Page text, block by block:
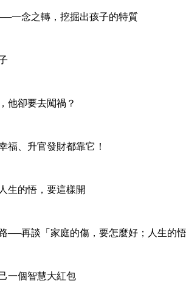
一念之轉，挖掘出孩子的特質
他卻要去闖禍？
福、升官發財都靠它！
生的悟，要這樣開
──再談「家庭的傷，要怎麼好；人生的悟
一個智慧大紅包